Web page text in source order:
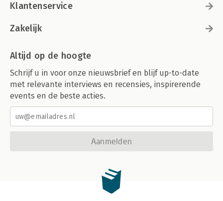
Klantenservice
Zakelijk
Altijd op de hoogte
Schrijf u in voor onze nieuwsbrief en blijf up-to-date
met relevante interviews en recensies, inspirerende
events en de beste acties.
Aanmelden